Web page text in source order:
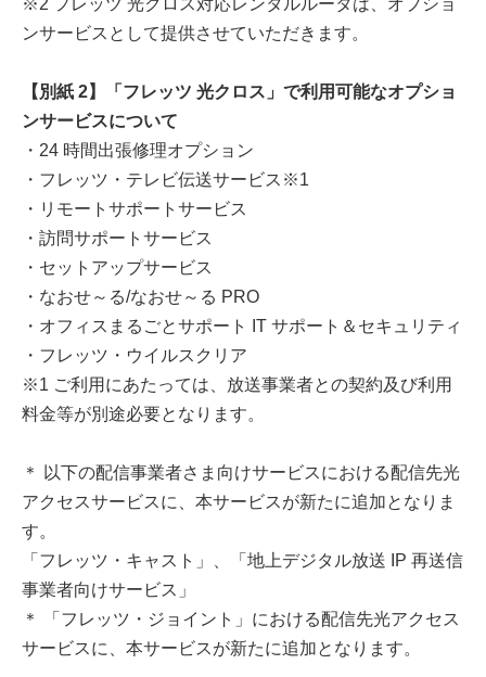
※2 フレッツ 光クロス対応レンタルルータは、オプショ
ンサービスとして提供させていただきます。
【別紙 2】「フレッツ 光クロス」で利用可能なオプショ
ンサービスについて
・24 時間出張修理オプション
・フレッツ・テレビ伝送サービス※1
・リモートサポートサービス
・訪問サポートサービス
・セットアップサービス
・なおせ～る/なおせ～る PRO
・オフィスまるごとサポート IT サポート＆セキュリティ
・フレッツ・ウイルスクリア
※1 ご利用にあたっては、放送事業者との契約及び利用
料金等が別途必要となります。
＊ 以下の配信事業者さま向けサービスにおける配信先光
アクセスサービスに、本サービスが新たに追加となりま
す。
「フレッツ・キャスト」、「地上デジタル放送 IP 再送信
事業者向けサービス」
＊ 「フレッツ・ジョイント」における配信先光アクセス
サービスに、本サービスが新たに追加となります。